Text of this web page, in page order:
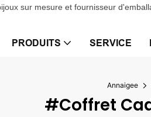
sur mesure et fournisseur
PRODUITS SERVICE
Annaigee
#coffret